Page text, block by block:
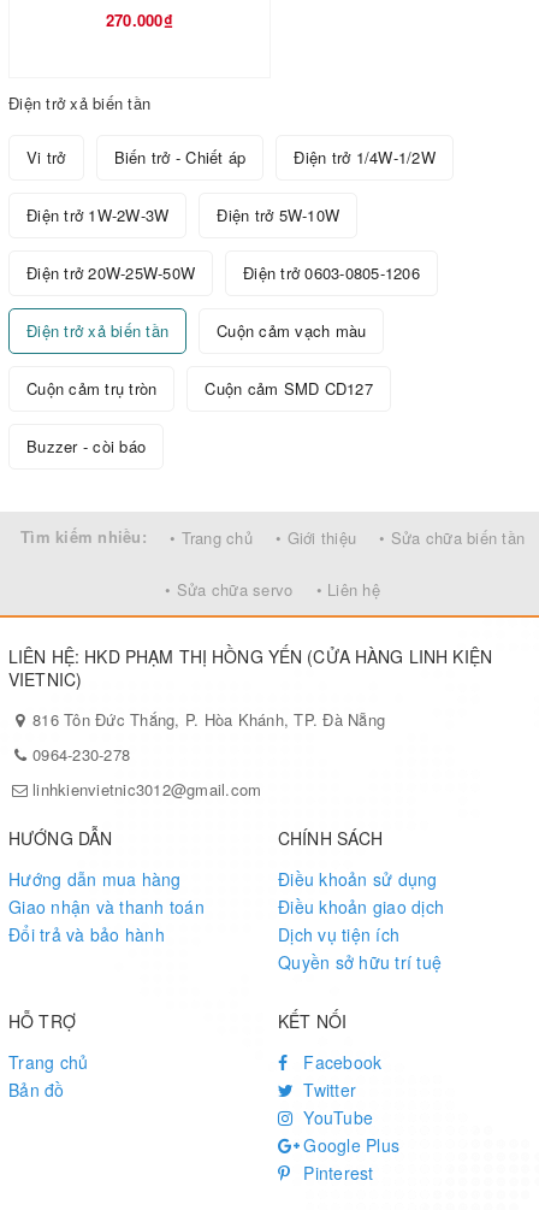
270.000₫
Điện trở xả biến tần
Vi trở Biến trở - Chiết áp Điện trở 1/4W-1/2W
Điện trở 1W-2W-3W Điện trở 5W-10W
Điện trở 20W-25W-50W Điện trở 0603-0805-1206
Điện trở xả biến tần Cuộn cảm vạch màu
Cuộn cảm trụ tròn Cuộn cảm SMD CD127
Buzzer - còi báo
Tìm kiếm nhiều: • Trang chủ • Giới thiệu • Sửa chữa biến tần
• Sửa chữa servo • Liên hệ
LIÊN HỆ: HKD PHẠM THỊ HỒNG YẾN (CỬA HÀNG LINH KIỆN
VIETNIC)
816 Tôn Đức Thắng, P. Hòa Khánh, TP. Đà Nẵng
0964-230-278
linhkienvietnic3012@gmail.com
HƯỚNG DẪN
Hướng dẫn mua hàng
Giao nhận và thanh toán
Đổi trả và bảo hành
CHÍNH SÁCH
Điều khoản sử dụng
Điều khoản giao dịch
Dịch vụ tiện ích
Quyền sở hữu trí tuệ
HỖ TRỢ
Trang chủ
Bản đồ
KẾT NỐI
Facebook
Twitter
YouTube
Google Plus
Pinterest